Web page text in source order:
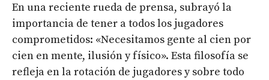
En una reciente rueda de prensa, subrayó la
importancia de tener a todos los jugadores
comprometidos: «Necesitamos gente al cien por
cien en mente, ilusión y físico». Esta filosofía se
refleja en la rotación de jugadores y sobre todo